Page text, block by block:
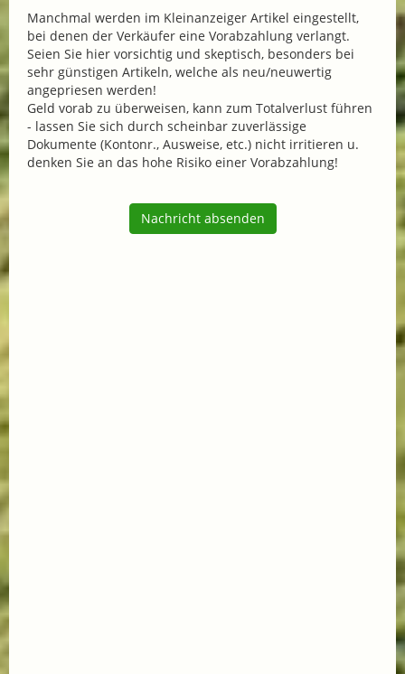
Manchmal werden im Kleinanzeiger Artikel eingestellt,
bei denen der Verkäufer eine Vorabzahlung verlangt.
Seien Sie hier vorsichtig und skeptisch, besonders bei
sehr günstigen Artikeln, welche als neu/neuwertig
angepriesen werden!
Geld vorab zu überweisen, kann zum Totalverlust führen
- lassen Sie sich durch scheinbar zuverlässige
Dokumente (Kontonr., Ausweise, etc.) nicht irritieren u.
denken Sie an das hohe Risiko einer Vorabzahlung!
Nachricht absenden